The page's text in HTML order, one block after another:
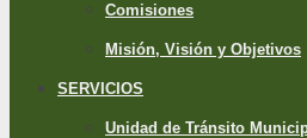
Comisiones
Misión, Visión y Objetivos
SERVICIOS
Unidad de Tránsito